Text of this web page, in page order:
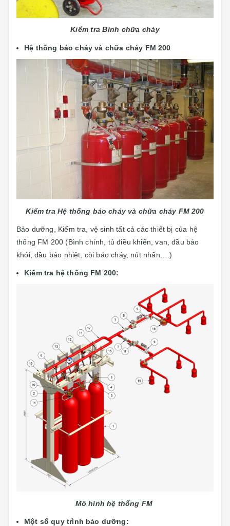
Kiểm tra Bình chữa cháy
Hệ thống báo cháy và chữa cháy FM 200
Kiểm tra Hệ thống báo cháy và chữa cháy FM 200
Bảo dưỡng, Kiểm tra, vệ sinh tất cả các thiết bị của hệ
thống FM 200 (Bình chính, tủ điều khiển, van, đầu báo
khói, đầu báo nhiệt, còi báo cháy, nút nhấn….)
Kiểm tra hệ thống FM 200:
Mô hình hệ thống FM
Một số quy trình bảo dưỡng: